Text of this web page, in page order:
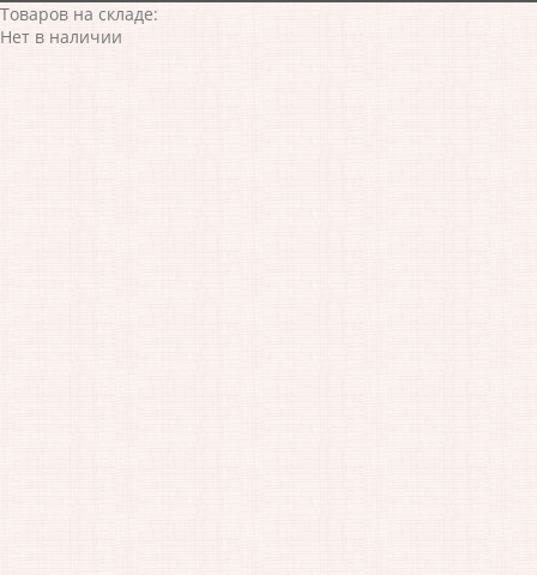
Товаров на складе:
Нет в наличии